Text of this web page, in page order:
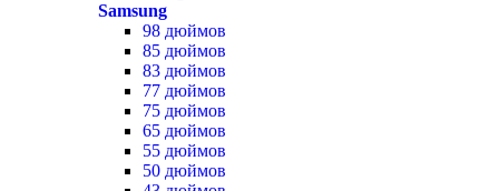
Samsung
98 дюймов
85 дюймов
83 дюймов
77 дюймов
75 дюймов
65 дюймов
55 дюймов
50 дюймов